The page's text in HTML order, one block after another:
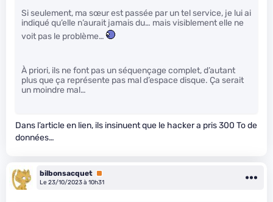
Si seulement, ma sœur est passée par un tel service, je lui ai
indiqué qu’elle n’aurait jamais du… mais visiblement elle ne
voit pas le problème…
À priori, ils ne font pas un séquençage complet, d’autant
plus que ça représente pas mal d’espace disque. Ça serait
un moindre mal…
Dans l’article en lien, ils insinuent que le hacker a pris 300 To de
données…
bilbonsacquet Premium
Le 23/10/2023 à 10h31